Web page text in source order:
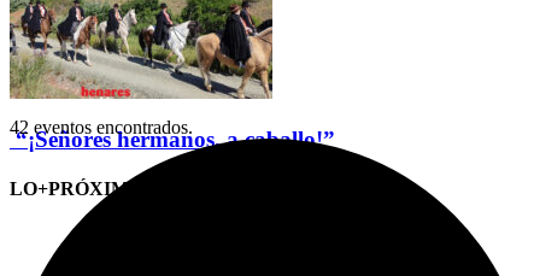
“¡Señores hermanos, a caballo!”
LO+PRÓXIMO (CITAS)
42 eventos encontrados.